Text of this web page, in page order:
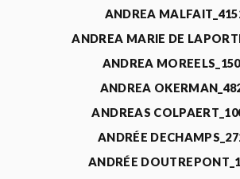
ANDREA
ANDREA MARIE DE
ANDREA
ANDREA
ANDREAS
ANDRÉE
ANDRÉE